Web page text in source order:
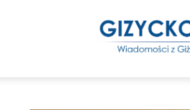
–
wiadomości